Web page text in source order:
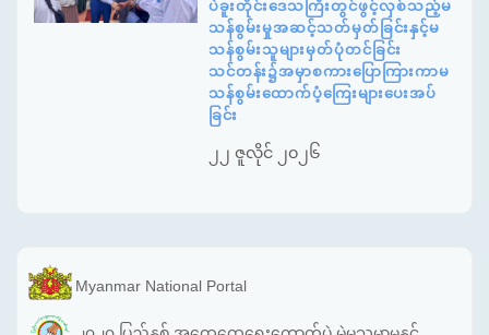
ပဲခူးတိုင်းဒေသကြီးတွင်ဖွင့်လှစ်သည့်မ
သန်စွမ်းမှုအဆင့်သတ်မှတ်ခြင်းနှင့်မ
သန်စွမ်းသူများမှတ်ပုံတင်ခြင်း
သင်တန်း၌အမှာစကားပြောကြားကာမ
သန်စွမ်းထောက်ပံ့ကြေးများပေးအပ်
ခြင်း
၂၂ ဇူလိုင် ၂၀၂၆
Myanmar National Portal